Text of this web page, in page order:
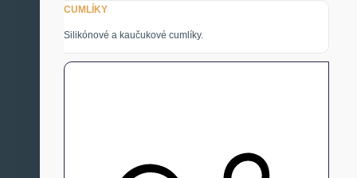
CUMLÍKY
Silikónové a kaučukové cumlíky.